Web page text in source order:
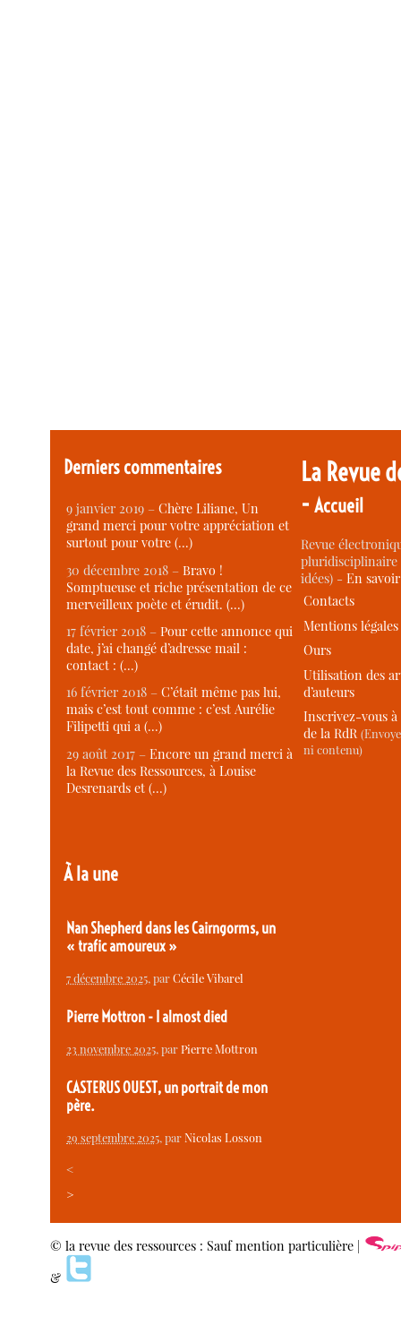
Derniers commentaires
9 janvier 2019 –Chère Liliane, Un
grand merci pour votre appréciation et
surtout pour votre (…)
30 décembre 2018 –Bravo !
Somptueuse et riche présentation de ce
merveilleux poète et érudit. (…)
17 février 2018 –Pour cette annonce qui
date, j’ai changé d’adresse mail :
contact : (…)
16 février 2018 –C’était même pas lui,
mais c’est tout comme : c’est Aurélie
Filipetti qui a (…)
29 août 2017 –Encore un grand merci à
la Revue des Ressources, à Louise
Desrenards et (…)
À la une
Nan Shepherd dans les Cairngorms, un
« trafic amoureux »
7 décembre 2025, parCécile Vibarel
Pierre Mottron - I almost died
23 novembre 2025, parPierre Mottron
CASTERUS OUEST, un portrait de mon
père.
29 septembre 2025, parNicolas Losson
<
>
La Revue
-Accueil
Revue
idées) -En
Contacts
Mentions légales
Ours
Utilisation des
d’auteurs
Inscrivez-vous
de la RdR
ni contenu)
© la revue des ressources : Sauf mention particulière |
&